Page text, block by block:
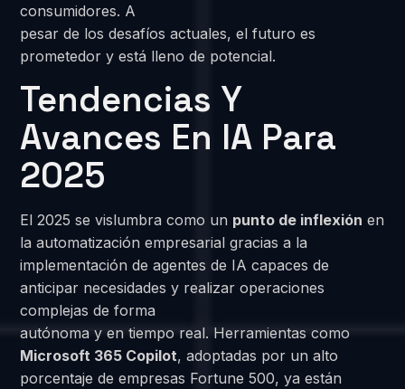
consumidores. A
pesar de los desafíos actuales, el futuro es
prometedor y está lleno de potencial.
Tendencias Y
Avances En IA Para
2025
El 2025 se vislumbra como un punto de inflexión en
la automatización empresarial gracias a la
implementación de agentes de IA capaces de
anticipar necesidades y realizar operaciones
complejas de forma
autónoma y en tiempo real. Herramientas como
Microsoft 365 Copilot, adoptadas por un alto
porcentaje de empresas Fortune 500, ya están